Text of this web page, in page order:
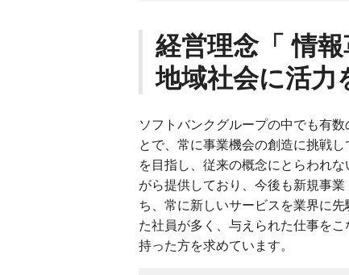
経営理念「 情
地域社会に活力
ソフトバンクグループの中でも有
とで、常に事業機会の創造に挑戦
を⽬指し、従来の概念にとらわれ
がら提供しており、今後も新規事
ち、常に新しいサービスを業界に
た社員が多く、与えられた仕事を
持った⽅を求めています。